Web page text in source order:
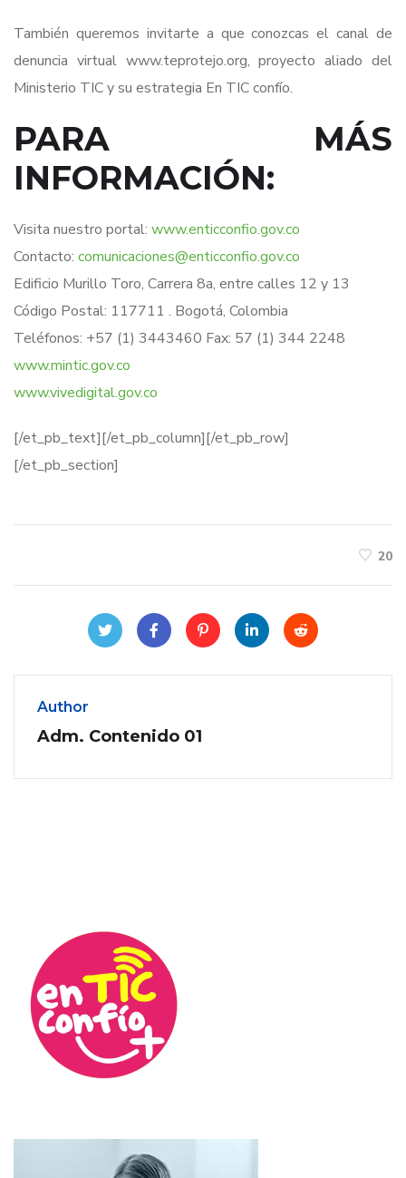
También queremos invitarte a que conozcas el canal de
denuncia virtual www.teprotejo.org, proyecto aliado del
Ministerio TIC y su estrategia En TIC confío.
PARA MÁS
INFORMACIÓN:
Visita nuestro portal: www.enticconfio.gov.co
Contacto: comunicaciones@enticconfio.gov.co
Edificio Murillo Toro, Carrera 8a, entre calles 12 y 13
Código Postal: 117711 . Bogotá, Colombia
Teléfonos: +57 (1) 3443460 Fax: 57 (1) 344 2248
www.mintic.gov.co
www.vivedigital.gov.co
[/et_pb_text][/et_pb_column][/et_pb_row]
[/et_pb_section]
20
Author
Adm. Contenido 01